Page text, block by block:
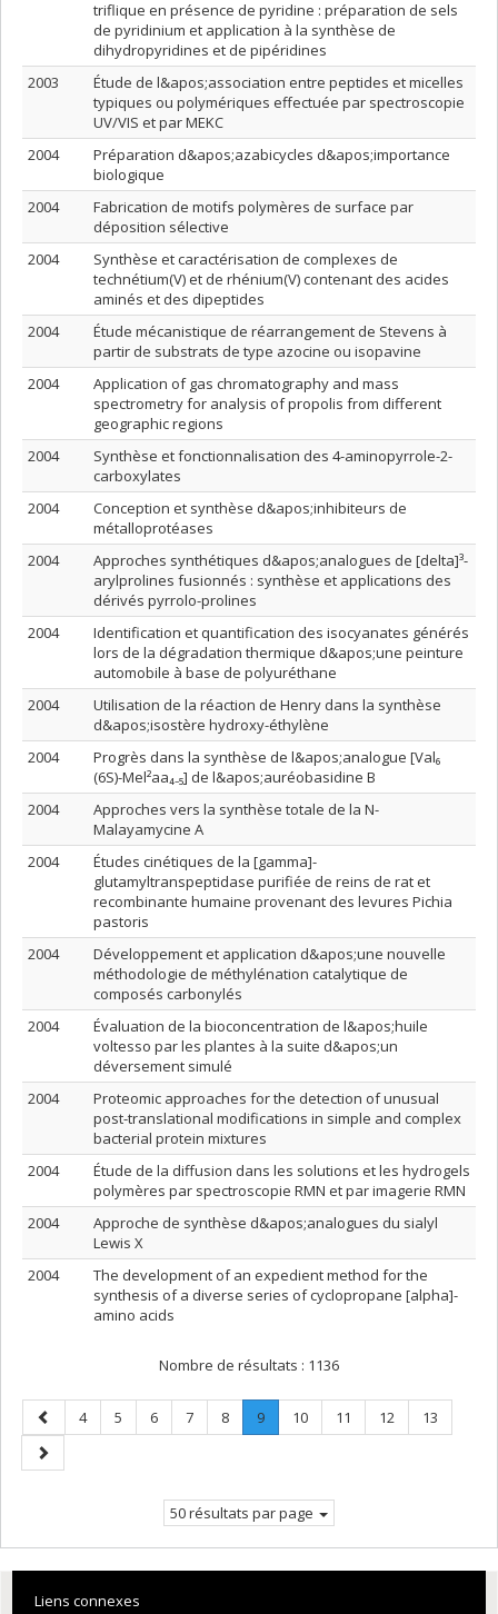
triflique en présence de pyridine : préparation de sels
de pyridinium et application à la synthèse de
dihydropyridines et de pipéridines
2003
Étude de l&apos;association entre peptides et micelles
typiques ou polymériques effectuée par spectroscopie
UV/VIS et par MEKC
2004
Préparation d&apos;azabicycles d&apos;importance
biologique
2004
Fabrication de motifs polymères de surface par
déposition sélective
2004
Synthèse et caractérisation de complexes de
technétium(V) et de rhénium(V) contenant des acides
aminés et des dipeptides
2004
Étude mécanistique de réarrangement de Stevens à
partir de substrats de type azocine ou isopavine
2004
Application of gas chromatography and mass
spectrometry for analysis of propolis from different
geographic regions
2004
Synthèse et fonctionnalisation des 4-aminopyrrole-2-
carboxylates
2004
Conception et synthèse d&apos;inhibiteurs de
métalloprotéases
2004
Approches synthétiques d&apos;analogues de [delta]³-
arylprolines fusionnés : synthèse et applications des
dérivés pyrrolo-prolines
2004
Identification et quantification des isocyanates générés
lors de la dégradation thermique d&apos;une peinture
automobile à base de polyuréthane
2004
Utilisation de la réaction de Henry dans la synthèse
d&apos;isostère hydroxy-éthylène
2004
Progrès dans la synthèse de l&apos;analogue [Val₆
(6S)-Mel²aa₄₋₅] de l&apos;auréobasidine B
2004
Approches vers la synthèse totale de la N-
Malayamycine A
2004
Études cinétiques de la [gamma]-
glutamyltranspeptidase purifiée de reins de rat et
recombinante humaine provenant des levures Pichia
pastoris
2004
Développement et application d&apos;une nouvelle
méthodologie de méthylénation catalytique de
composés carbonylés
2004
Évaluation de la bioconcentration de l&apos;huile
voltesso par les plantes à la suite d&apos;un
déversement simulé
2004
Proteomic approaches for the detection of unusual
post-translational modifications in simple and complex
bacterial protein mixtures
2004
Étude de la diffusion dans les solutions et les hydrogels
polymères par spectroscopie RMN et par imagerie RMN
2004
Approche de synthèse d&apos;analogues du sialyl
Lewis X
2004
The development of an expedient method for the
synthesis of a diverse series of cyclopropane [alpha]-
amino acids
Nombre de résultats : 1136
Page
précédente
Page
4 Page
5 Page
6 Page
7 Page
8 Page
9.
Page
Page
10 Page
11 Page
12 Page
13
Page
suivante
50 résultats par page
Liens connexes